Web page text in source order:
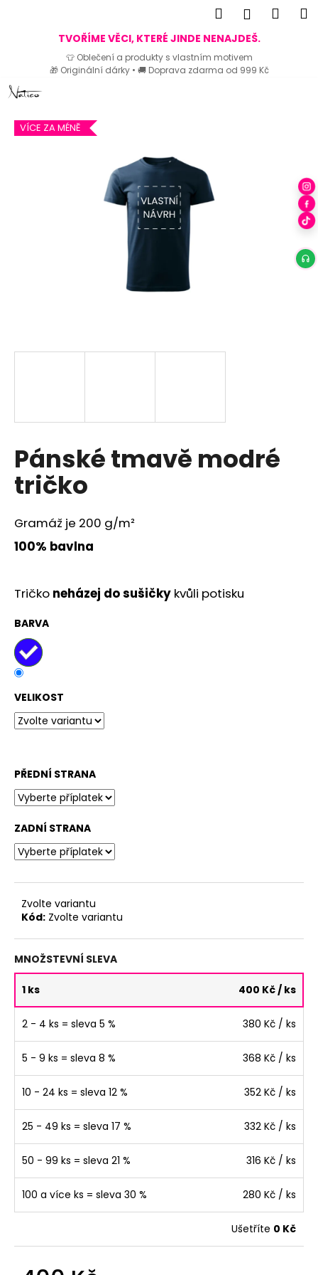
TVOŘÍME VĚCI, KTERÉ JINDE NENAJDEŠ.
👕 Oblečení a produkty s vlastním motivem
🎁 Originální dárky • 🚚 Doprava zdarma od 999 Kč
Přejít
na
Hledat
Pánské tmavě modré
tričko
Gramáž je 200 g/m²
100% bavlna
Tričko neházej do sušičky kvůli potisku
BARVA
VELIKOST
PŘEDNÍ STRANA
ZADNÍ STRANA
Zvolte variantu
Kód: Zvolte variantu
MNOŽSTEVNÍ SLEVA
1 ks 400 Kč/ ks
2 - 4 ks = sleva 5 % 380 Kč / ks
5 - 9 ks = sleva 8 % 368 Kč / ks
10 - 24 ks = sleva 12 % 352 Kč / ks
25 - 49 ks = sleva 17 % 332 Kč / ks
50 - 99 ks = sleva 21 % 316 Kč / ks
100 a více ks = sleva 30 % 280 Kč / ks
Ušetříte 0 Kč
VÍCE ZA MÉNĚ
Zpět
Zpět
o
p
o
j
D
o
u
č
u
j
m
e